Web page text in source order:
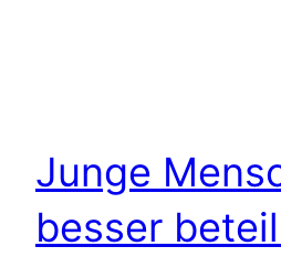
Junge
besser